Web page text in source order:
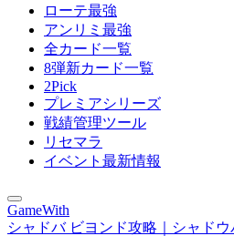
ローテ最強
アンリミ最強
全カード一覧
8弾新カード一覧
2Pick
プレミアシリーズ
戦績管理ツール
リセマラ
イベント最新情報
GameWith
シャドバ ビヨンド攻略｜シャド